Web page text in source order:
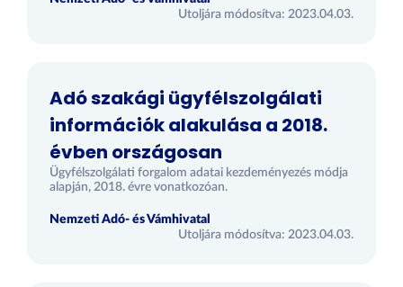
Utoljára módosítva: 2023.04.03.
Adó szakági ügyfélszolgálati
információk alakulása a 2018.
évben országosan
Ügyfélszolgálati forgalom adatai kezdeményezés módja
alapján, 2018. évre vonatkozóan.
Nemzeti Adó- és Vámhivatal
Utoljára módosítva: 2023.04.03.